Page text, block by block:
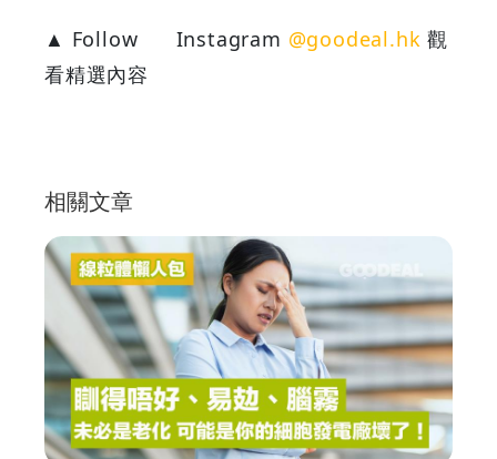
▲ Follow
Instagram @goodeal.hk 觀
看精選內容
相關文章